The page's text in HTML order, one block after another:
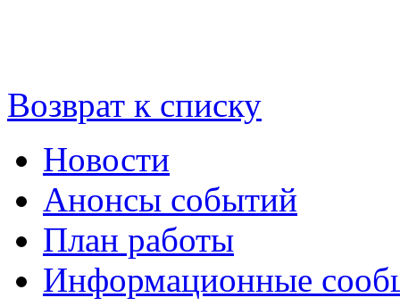
Возврат к списку
Новости
Анонсы событий
План работы
Информационные